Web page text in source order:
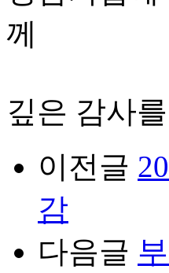
께
깊은 감사
이전글
감
다음글